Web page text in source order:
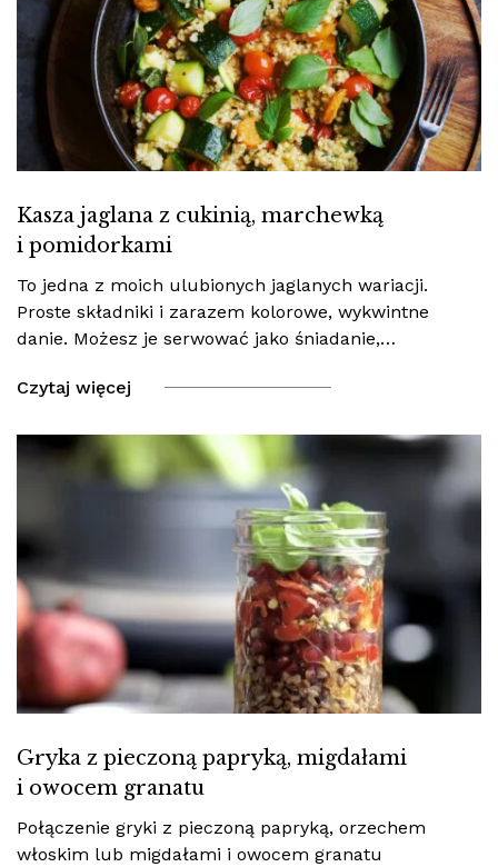
Kasza jaglana z cukinią, marchewką
i pomidorkami
To jedna z moich ulubionych jaglanych wariacji.
Proste składniki i zarazem kolorowe, wykwintne
danie. Możesz je serwować jako śniadanie,…
Czytaj więcej
Gryka z pieczoną papryką, migdałami
i owocem granatu
Połączenie gryki z pieczoną papryką, orzechem
włoskim lub migdałami i owocem granatu